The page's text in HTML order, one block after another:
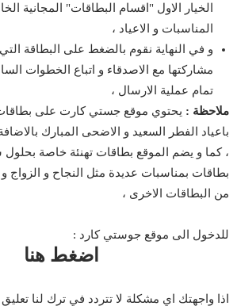
الخيار الاول "اقسام البطاقات" المجانية
المناسبات و الاعياد ،
و في النهاية نقوم بالضغط على البطاقة
مشاركتها مع الاصدقاء و اتباع الخطوات
تمام عملية الارسال ،
ملاحظة : يحتوي موقع جستي كارت على بطاقات
باعياد الفطر السعيد و الاضحى المبارك
، كما و يضم الموقع بطاقات تهنئة خاصة
بطاقات بمناسبات عديدة مثل النجاح و الزواج و
من البطاقات الاخرى ،
للدخول الى موقع جوستي كارد :
اضغط هنا
اذا واجهتك اي مشكلة لا تتردد في ترك لنا